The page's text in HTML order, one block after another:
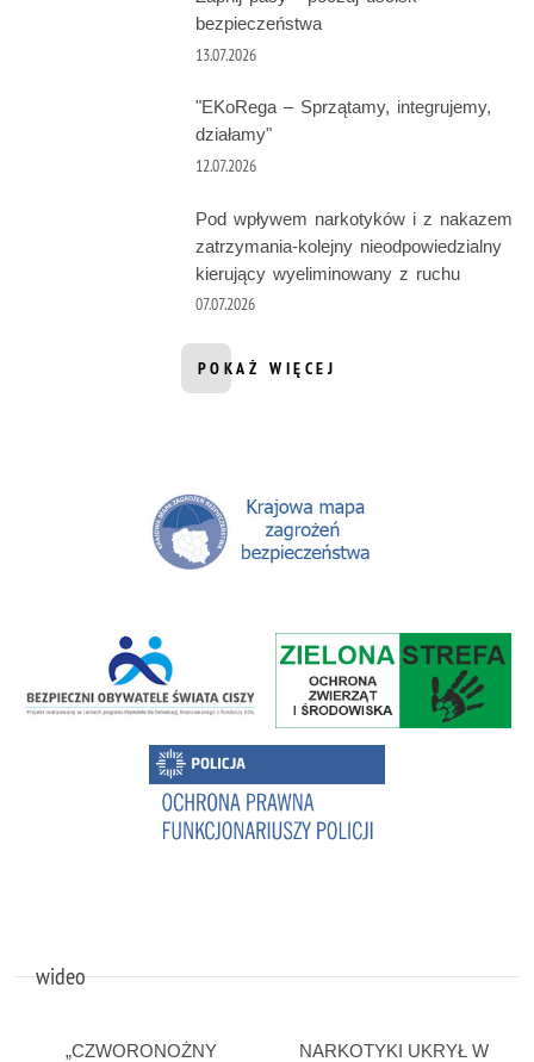
bezpieczeństwa
13.07.2026
"EKoRega – Sprzątamy, integrujemy,
działamy"
12.07.2026
Pod wpływem narkotyków i z nakazem
zatrzymania-kolejny nieodpowiedzialny
kierujący wyeliminowany z ruchu
07.07.2026
POKAŻ WIĘCEJ
INFORMACJI Z DZIAŁU
wideo
„CZWORONOŻNY
NARKOTYKI UKRYŁ W